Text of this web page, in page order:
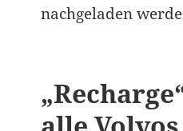
nachgeladen